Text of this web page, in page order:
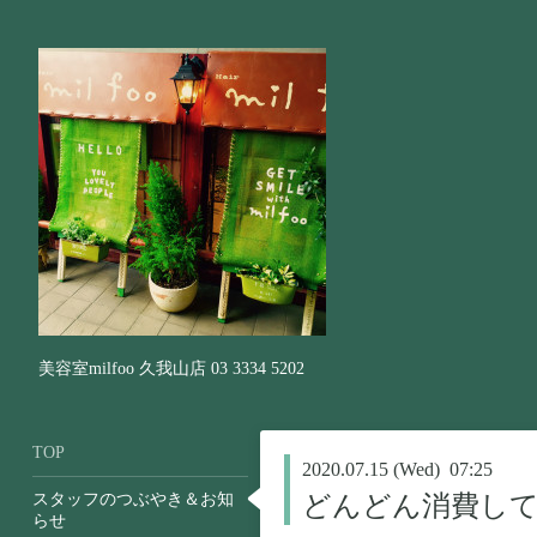
美容室milfoo 久我山店 03 3334 5202
2020.07.15 (Wed) 07:25
どんどん消費し
TOP
スタッフのつぶやき＆お知
らせ